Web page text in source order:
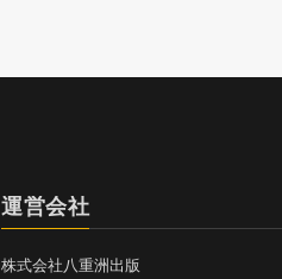
運営会社
株式会社八重洲出版